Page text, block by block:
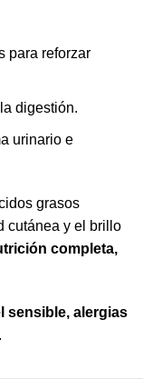
para reforzar
digestión.
urinario e
grasos
cutánea y el brillo
completa,
sensible, alergias
.